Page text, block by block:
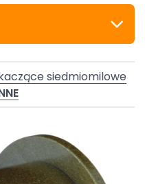
siedmiomilowe